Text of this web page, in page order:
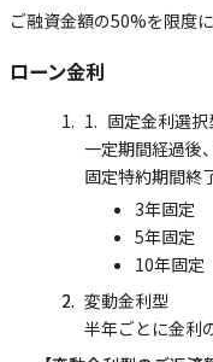
ご融資金額の50%を限度
ローン金利
固定金利選択
一定期間経過後
固定特約期間終
3年固定
5年固定
10年固定
変動金利型
半年ごとに金利